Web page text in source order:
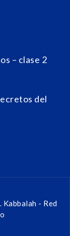
– clase 2
del
Kabbalah - Red